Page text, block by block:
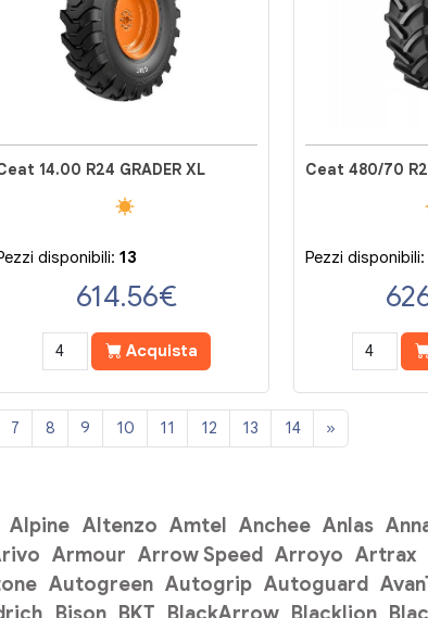
14.00 R24 GRADER XL
disponibili:13
614.56€
Acquista
Pezzi
7 8 9 10 11 12 13 14 »
Alpine Altenzo Amtel Anchee Anlas
Armour Arrow Speed Arroyo Artrax
Autogreen Autogrip Autoguard
Bison BKT BlackArrow Blacklion